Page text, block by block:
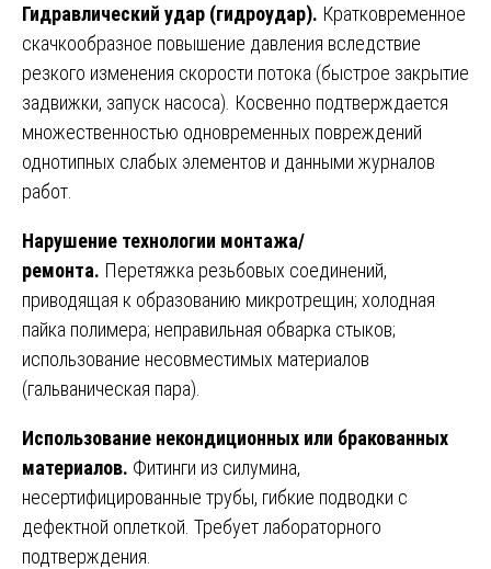
Гидравлический удар (гидроудар). Кратковременное
скачкообразное повышение давления вследствие
резкого изменения скорости потока (быстрое закрытие
задвижки, запуск насоса). Косвенно подтверждается
множественностью одновременных повреждений
однотипных слабых элементов и данными журналов
работ.
Нарушение технологии монтажа/
ремонта. Перетяжка резьбовых соединений,
приводящая к образованию микротрещин; холодная
пайка полимера; неправильная обварка стыков;
использование несовместимых материалов
(гальваническая пара).
Использование некондиционных или бракованных
материалов. Фитинги из силумина,
несертифицированные трубы, гибкие подводки с
дефектной оплеткой. Требует лабораторного
подтверждения.